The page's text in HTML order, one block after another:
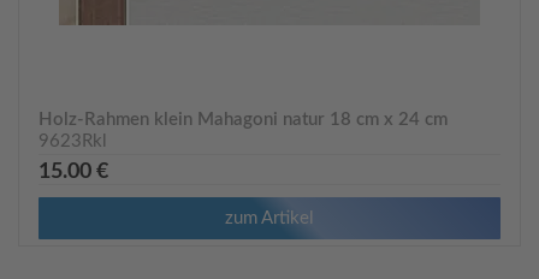
Holz-Rahmen klein Mahagoni natur 18 cm x 24 cm
9623Rkl
15.00 €
zum Artikel